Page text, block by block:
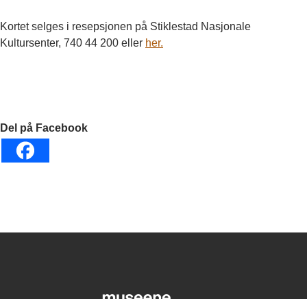
Kortet selges i resepsjonen på Stiklestad Nasjonale
Kultursenter, 740 44 200 eller her.
Del på Facebook